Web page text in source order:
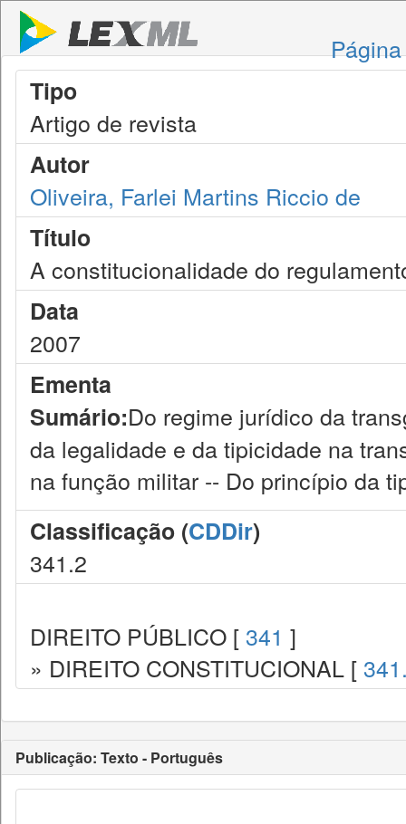
Tipo
Artigo de revista
Autor
Oliveira, Farlei Martins Riccio de
Título
A constitucionalidade do
Data
2007
Ementa
Sumário:Do regime jurídico da
da legalidade e da tipicidade na
na função militar -- Do princípio da
Classificação (CDDir)
341.2
DIREITO PÚBLICO [ 341 ]
» DIREITO CONSTITUCIONAL [
Publicação: Texto - Português